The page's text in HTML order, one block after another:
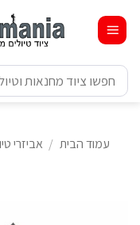
content
חיפוש
עבור:
עמוד הבית / אביזרי